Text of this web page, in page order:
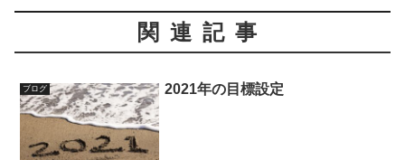
関連記事
ブログ 2021年の目標設定